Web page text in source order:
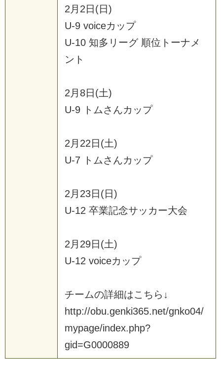
2 月 2 日 (日 )
U-9 voiceカ ップ
U-10 知多 リ ーグ 順位 ト ーナ メ
ン ト
2 月 8日 (土)
U-9 ト ムさ んカ ップ
2 月 22 日 (土)
U-7 ト ムさ んカ ップ
2 月 23日 (日 )
U-12 卒業記念サッ カー大会
2 月 29日 (土)
U-12 voiceカ ップ
チームの詳細はこ ち ら ↓
http://obu.genki365.net/gnko04/
mypage/index.php?
gid=G0000889